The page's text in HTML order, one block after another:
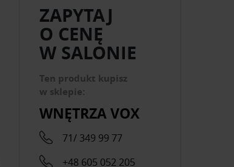
ZAPYTAJ
O CENĘ
W SALONIE
Ten produkt kupisz
w sklepie:
WNĘTRZA VOX
71/ 349 99 77
+48 605 052 205